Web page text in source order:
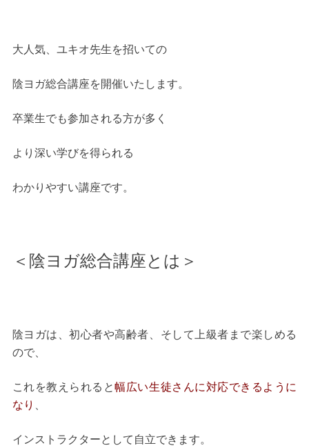
大人気、ユキオ先生を招いての
陰ヨガ総合講座を開催いたします。
卒業生でも参加される方が多く
より深い学びを得られる
わかりやすい講座です。
＜陰ヨガ総合講座とは＞
陰ヨガは、初心者や高齢者、そして上級者まで楽しめる
ので、
これを教えられると幅広い生徒さんに対応できるように
なり
インストラクターとして自立できます。